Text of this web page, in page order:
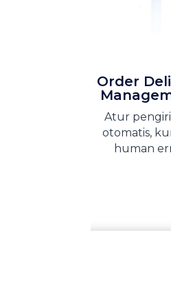
Order
Atur
otomatis,
human